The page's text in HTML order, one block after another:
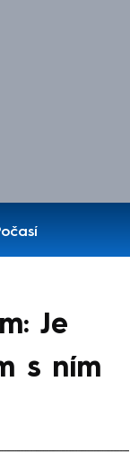
Je
s ním